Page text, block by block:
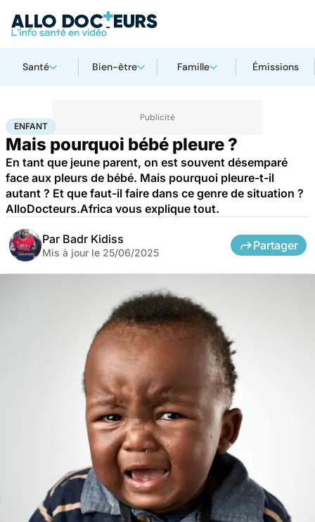
Santé Bien-être Famille Émissions
AccueilFamille
ENFANT
Mais pourquoi bébé pleure ?
En tant que jeune parent, on est souvent désemparé
face aux pleurs de bébé. Mais pourquoi pleure-t-il
autant ? Et que faut-il faire dans ce genre de situation ?
AlloDocteurs.Africa vous explique tout.
Par Badr Kidiss
Mis à jour le 25/06/2025
Partager